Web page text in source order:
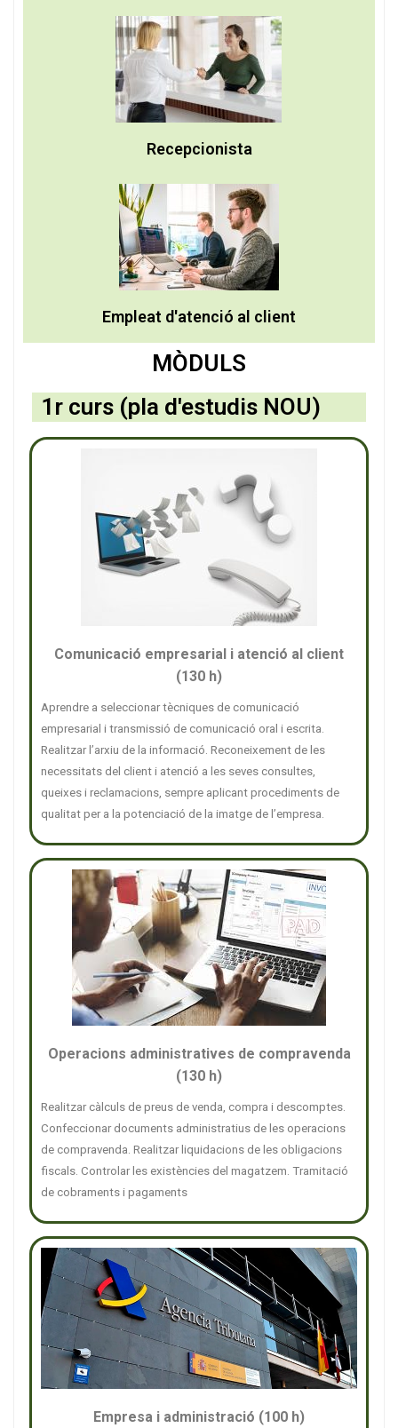
Recepcionista
Empleat d'atenció al client
MÒDULS
1r curs (pla d'estudis NOU)
Comunicació empresarial i atenció al client
(130 h)
Aprendre a seleccionar tècniques de comunicació
empresarial i transmissió de comunicació oral i escrita.
Realitzar l’arxiu de la informació. Reconeixement de les
necessitats del client i atenció a les seves consultes,
queixes i reclamacions, sempre aplicant procediments de
qualitat per a la potenciació de la imatge de l’empresa.
Operacions administratives de compravenda
(130 h)
Realitzar càlculs de preus de venda, compra i descomptes.
Confeccionar documents administratius de les operacions
de compravenda. Realitzar liquidacions de les obligacions
fiscals. Controlar les existències del magatzem. Tramitació
de cobraments i pagaments
Empresa i administració (100 h)